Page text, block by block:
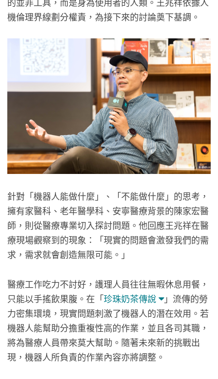
機倫理界線劃分權責，為接下來的討論奠下基調。
針對「機器人能做什麼」、「不能做什麼」的思考，
擁有家醫科、老年醫學科、安寧醫療背景的陳家宏醫
師，則從醫療專業切入探討問題。他回應王兆祥在醫
療現場觀察到的現象：「現實的問題會激發我們的需
求，需求就會創造無限可能。」
醫療工作吃力不討好，護理人員往往無暇休息用餐，
只能以手搖飲果腹。在「珍珠奶茶傳說
」流傳的勞
力密集環境，現實問題刺激了機器人的潛在效用。若
機器人能幫助分擔重複性高的作業，並且各司其職，
將為醫療人員帶來莫大幫助。隨著未來新的挑戰出
現，機器人所負責的作業內容亦將調整。